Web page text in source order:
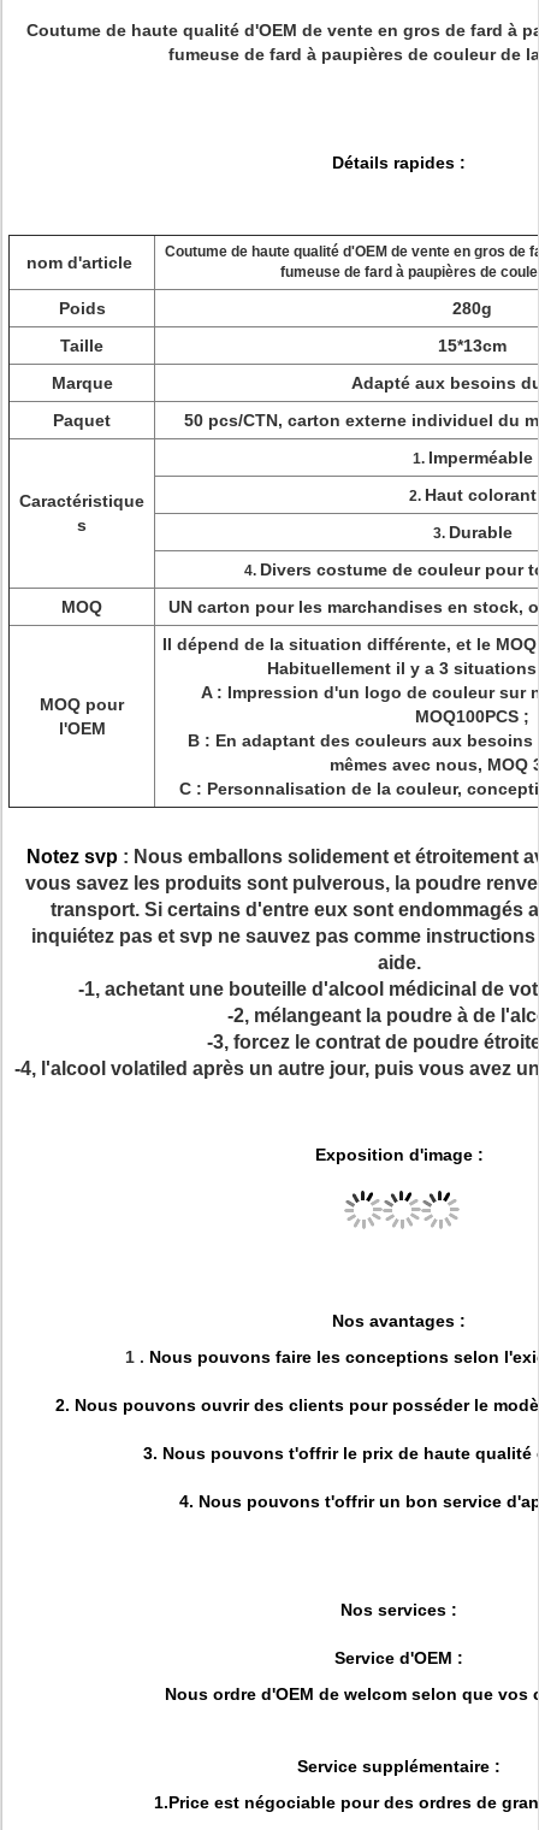
Coutume de haute qualité d'OEM de vente en gros de fard à
fumeuse de fard à paupières de couleur de
Détails rapides :
nom d'article
Coutume de haute qualité d'OEM de vente en gros de
fumeuse de fard à paupières de
Poids
280g
Taille
15*13cm
Marque
Adapté aux besoins
Paquet
50 pcs/CTN, carton externe individuel du
Caractéristique
s
1. Imperméable
2. Haut colorant
3. Durable
4. Divers costume de couleur pour
MOQ
UN carton pour les marchandises en stock,
MOQ pour
l'OEM
Il dépend de la situation différente, et le
Habituellement il y a 3
A : Impression d'un logo de couleur sur
MOQ100PCS ;
B : En adaptant des couleurs aux
mêmes avec nous, MOQ
C : Personnalisation de la couleur,
Notez svp : Nous emballons solidement et étroitement
vous savez les produits sont pulverous, la poudre
transport. Si certains d'entre eux sont endommagés
inquiétez pas et svp ne sauvez pas comme
aide.
-1, achetant une bouteille d'alcool médicinal de
-2, mélangeant la poudre à de
-3, forcez le contrat de poudre
-4, l'alcool volatiled après un autre jour, puis vous avez
Exposition d'image :
Nos avantages :
1 . Nous pouvons faire les conceptions selon
2. Nous pouvons ouvrir des clients pour posséder le
3. Nous pouvons t'offrir le prix de haute qualité
4. Nous pouvons t'offrir un bon service
Nos services :
Service d'OEM :
Nous ordre d'OEM de welcom selon que vos
Service supplémentaire :
1.Price est négociable pour des ordres de